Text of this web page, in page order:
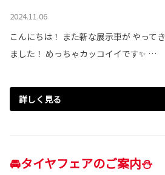
2024.11.06
こんにちは！ また新な展示車が やってき
ました！ めっちゃカッコイイです✨ …
詳しく見る
🚘タイヤフェアのご案内⛄